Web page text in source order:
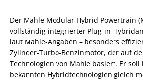
Der Mahle Modular Hybrid Powertrain
vollständig integrierter Plug-in-
laut Mahle-Angaben – besonders
Zylinder-Turbo-Benzinmotor, der auf
Technologien von Mahle basiert. Er soll
bekannten Hybridtechnologien gleich